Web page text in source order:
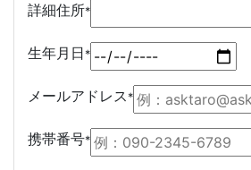
詳細住所*
生年月日 *
メールアドレス *
携帯番号*